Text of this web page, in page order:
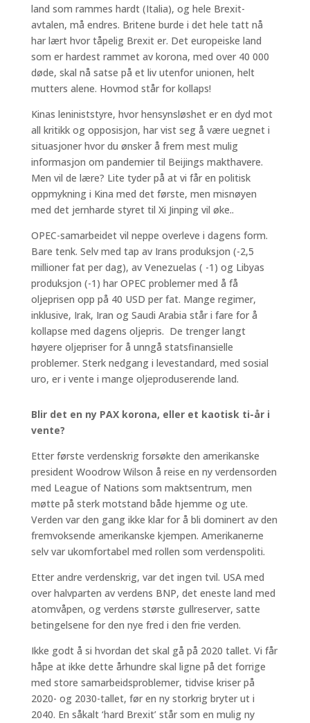
land som rammes hardt (Italia), og hele Brexit-
avtalen, må endres. Britene burde i det hele tatt nå
har lært hvor tåpelig Brexit er. Det europeiske land
som er hardest rammet av korona, med over 40 000
døde, skal nå satse på et liv utenfor unionen, helt
mutters alene. Hovmod står for kollaps!
Kinas leniniststyre, hvor hensynsløshet er en dyd mot
all kritikk og opposisjon, har vist seg å være uegnet i
situasjoner hvor du ønsker å frem mest mulig
informasjon om pandemier til Beijings makthavere.
Men vil de lære? Lite tyder på at vi får en politisk
oppmykning i Kina med det første, men misnøyen
med det jernharde styret til Xi Jinping vil øke..
OPEC-samarbeidet vil neppe overleve i dagens form.
Bare tenk. Selv med tap av Irans produksjon (-2,5
millioner fat per dag), av Venezuelas ( -1) og Libyas
produksjon (-1) har OPEC problemer med å få
oljeprisen opp på 40 USD per fat. Mange regimer,
inklusive, Irak, Iran og Saudi Arabia står i fare for å
kollapse med dagens oljepris. De trenger langt
høyere oljepriser for å unngå statsfinansielle
problemer. Sterk nedgang i levestandard, med sosial
uro, er i vente i mange oljeproduserende land.
Blir det en ny PAX korona, eller et kaotisk ti-år i
vente?
Etter første verdenskrig forsøkte den amerikanske
president Woodrow Wilson å reise en ny verdensorden
med League of Nations som maktsentrum, men
møtte på sterk motstand både hjemme og ute.
Verden var den gang ikke klar for å bli dominert av den
fremvoksende amerikanske kjempen. Amerikanerne
selv var ukomfortabel med rollen som verdenspoliti.
Etter andre verdenskrig, var det ingen tvil. USA med
over halvparten av verdens BNP, det eneste land med
atomvåpen, og verdens største gullreserver, satte
betingelsene for den nye fred i den frie verden.
Ikke godt å si hvordan det skal gå på 2020 tallet. Vi får
håpe at ikke dette århundre skal ligne på det forrige
med store samarbeidsproblemer, tidvise kriser på
2020- og 2030-tallet, før en ny storkrig bryter ut i
2040. En såkalt ‘hard Brexit’ står som en mulig ny